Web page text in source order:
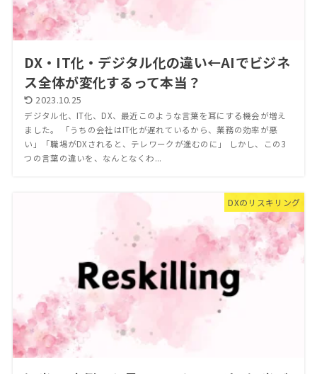
DX・IT化・デジタル化の違い←AIでビジネ
ス全体が変化するって本当？
2023.10.25
デジタル化、IT化、DX、最近このような言葉を耳にする機会が増え
ました。 「うちの会社はIT化が遅れているから、業務の効率が悪
い」「職場がDXされると、テレワークが進むのに」 しかし、この3
つの言葉の違いを、なんとなくわ...
DXのリスキリング